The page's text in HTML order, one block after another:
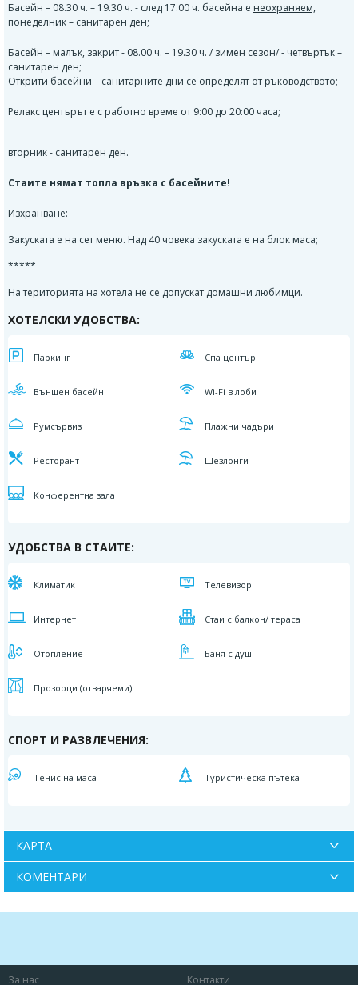
Басейн – 08.30 ч. – 19.30 ч. - след 17.00 ч. басейна е неохраняем,
понеделник – санитарен ден;
Басейн – малък, закрит - 08.00 ч. – 19.30 ч. / зимен сезон/ - четвъртък –
санитарен ден;
Открити басейни – санитарните дни се определят от ръководството;
Релакс центърът е с работно време от 9:00 до 20:00 часа;
вторник - санитарен ден.
Стаите нямат топла връзка с басейните!
Изхранване:
Закуската е на сет меню. Над 40 човека закуската е на блок маса;
*****
На територията на хотела не се допускат домашни любимци.
ХОТЕЛСКИ УДОБСТВА:
Паркинг Спа център
Външен басейн Wi-Fi в лоби
Румсървиз Плажни чадъри
Ресторант Шезлонги
Конферентна зала
УДОБСТВА В СТАИТЕ:
Климатик Телевизор
Интернет Стаи с балкон/ тераса
Отопление Баня с душ
Прозорци (отваряеми)
СПОРТ И РАЗВЛЕЧЕНИЯ:
Тенис на маса Туристическа пътека
КАРТА
КОМЕНТАРИ
За нас Контакти